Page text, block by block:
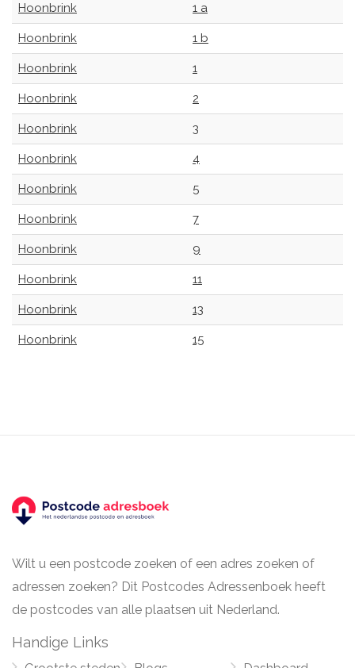
Hoonbrink 1 a
Hoonbrink 1 b
Hoonbrink 1
Hoonbrink 2
Hoonbrink 3
Hoonbrink 4
Hoonbrink 5
Hoonbrink 7
Hoonbrink 9
Hoonbrink 11
Hoonbrink 13
Hoonbrink 15
Wilt u een postcode zoeken of een adres zoeken of
adressen zoeken? Dit Postcodes Adressenboek heeft
de postcodes van alle plaatsen uit Nederland.
Handige Links